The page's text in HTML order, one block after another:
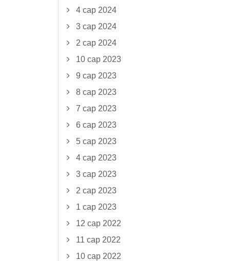
4 сар 2024
3 сар 2024
2 сар 2024
10 сар 2023
9 сар 2023
8 сар 2023
7 сар 2023
6 сар 2023
5 сар 2023
4 сар 2023
3 сар 2023
2 сар 2023
1 сар 2023
12 сар 2022
11 сар 2022
10 сар 2022